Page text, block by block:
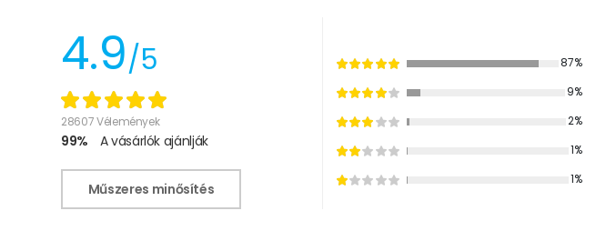
4.9/5
28607 Vélemények
99% A vásárlók ajánlják
Műszeres minősítés
87%
9%
2%
1%
1%